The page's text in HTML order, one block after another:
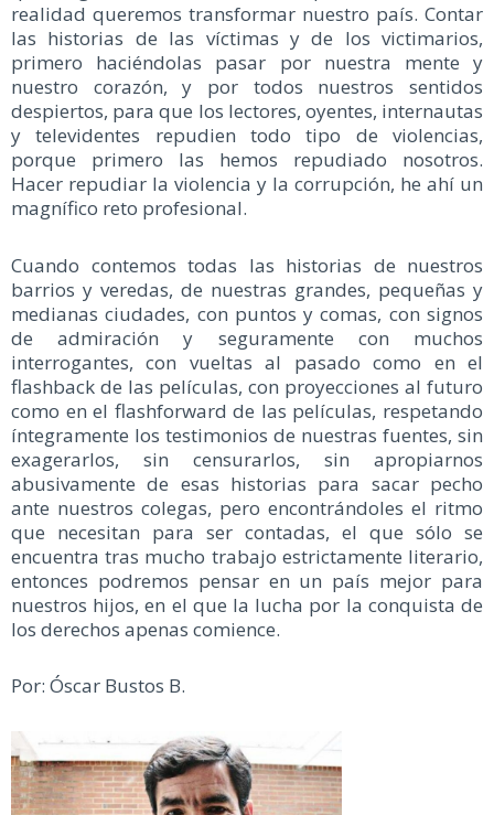
realidad queremos transformar nuestro país. Contar
las historias de las víctimas y de los victimarios,
primero haciéndolas pasar por nuestra mente y
nuestro corazón, y por todos nuestros sentidos
despiertos, para que los lectores, oyentes, internautas
y televidentes repudien todo tipo de violencias,
porque primero las hemos repudiado nosotros.
Hacer repudiar la violencia y la corrupción, he ahí un
magnífico reto profesional.
Cuando contemos todas las historias de nuestros
barrios y veredas, de nuestras grandes, pequeñas y
medianas ciudades, con puntos y comas, con signos
de admiración y seguramente con muchos
interrogantes, con vueltas al pasado como en el
flashback de las películas, con proyecciones al futuro
como en el flashforward de las películas, respetando
íntegramente los testimonios de nuestras fuentes, sin
exagerarlos, sin censurarlos, sin apropiarnos
abusivamente de esas historias para sacar pecho
ante nuestros colegas, pero encontrándoles el ritmo
que necesitan para ser contadas, el que sólo se
encuentra tras mucho trabajo estrictamente literario,
entonces podremos pensar en un país mejor para
nuestros hijos, en el que la lucha por la conquista de
los derechos apenas comience.
Por: Óscar Bustos B.